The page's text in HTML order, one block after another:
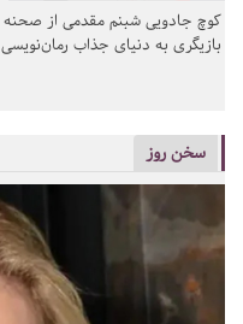
کوچ جادویی شبنم مقدمی از صحنه
بازیگری به دنیای جذاب رمان‌نویسی
سخن روز